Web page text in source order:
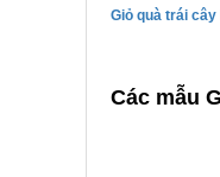
Giỏ quà trái cây
Các mẫu